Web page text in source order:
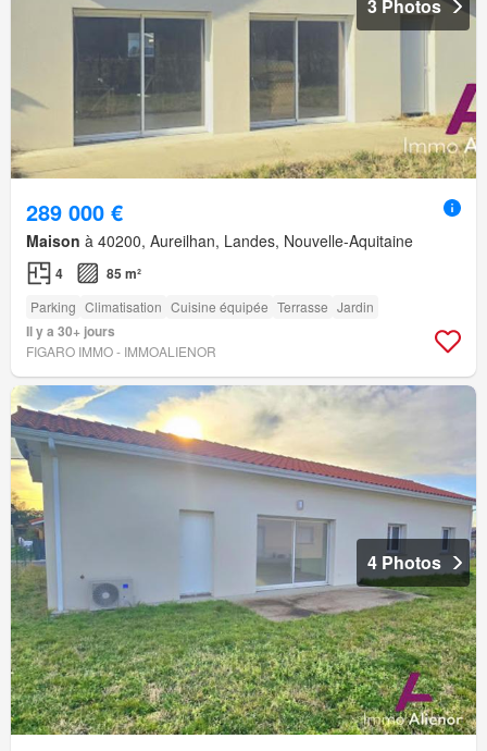
3 Photos
289 000 €
Maison à 40200, Aureilhan, Landes, Nouvelle-Aquitaine
4 85 m²
Parking Climatisation Cuisine équipée Terrasse Jardin
Il y a 30+ jours
FIGARO IMMO - IMMOALIENOR
4 Photos